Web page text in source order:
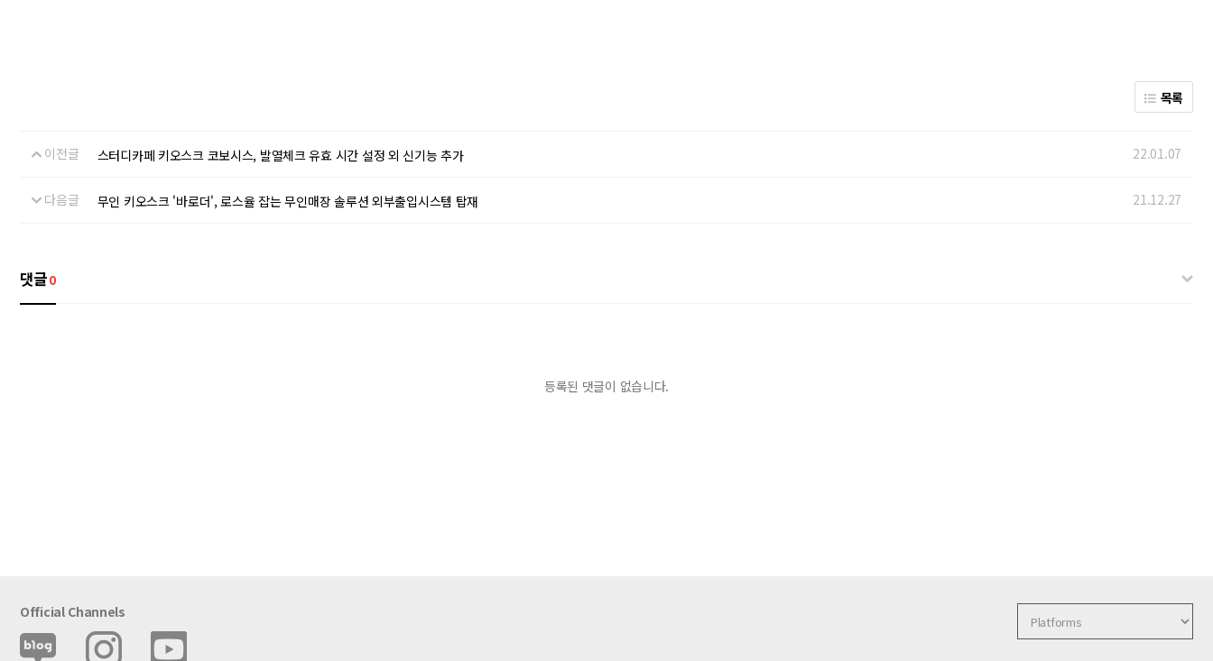
목록
이전글 스터디카페 키오스크 코보시스, 발열체크 유효 시간 설정 외 신기능 추가 22.01.07
다음글 무인 키오스크 '바로더', 로스율 잡는 무인매장 솔루션 외부출입시스템 탑재 21.12.27
댓글0
등록된 댓글이 없습니다.
Official Channels